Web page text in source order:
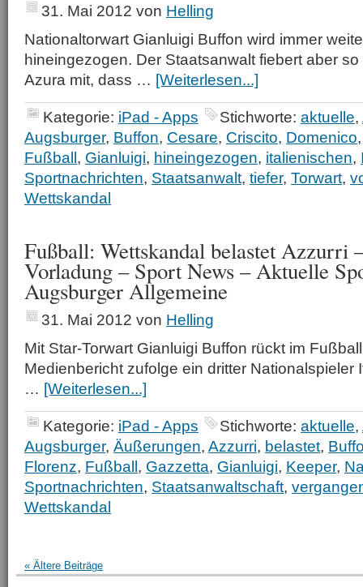
31. Mai 2012 von Helling
Nationaltorwart Gianluigi Buffon wird immer
hineingezogen. Der Staatsanwalt fiebert aber
Azura mit, dass … [Weiterlesen...]
Kategorie: iPad - Apps Stichworte: aktuelle,
Augsburger, Buffon, Cesare, Criscito, Domenico
Fußball, Gianluigi, hineingezogen, italienischen,
Sportnachrichten, Staatsanwalt, tiefer, Torwart,
Wettskandal
Fußball: Wettskandal belastet Azzurri
Vorladung – Sport News – Aktuelle
Augsburger Allgemeine
31. Mai 2012 von Helling
Mit Star-Torwart Gianluigi Buffon rückt im
Medienbericht zufolge ein dritter Nationalspieler
… [Weiterlesen...]
Kategorie: iPad - Apps Stichworte: aktuelle,
Augsburger, Äußerungen, Azzurri, belastet,
Florenz, Fußball, Gazzetta, Gianluigi, Keeper,
Sportnachrichten, Staatsanwaltschaft,
Wettskandal
« Ältere Beiträge